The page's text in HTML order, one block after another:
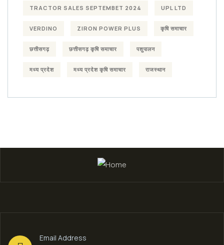
TRACTOR SALES SEPTEMBET 2024 UPL LTD
VERDINO ZIRON POWER PLUS कृषि समाचार
छत्तीसगढ़ छत्तीसगढ़ कृषि समाचार पशुपालन
मध्य प्रदेश मध्य प्रदेश कृषि समाचार राजस्थान
Email Address